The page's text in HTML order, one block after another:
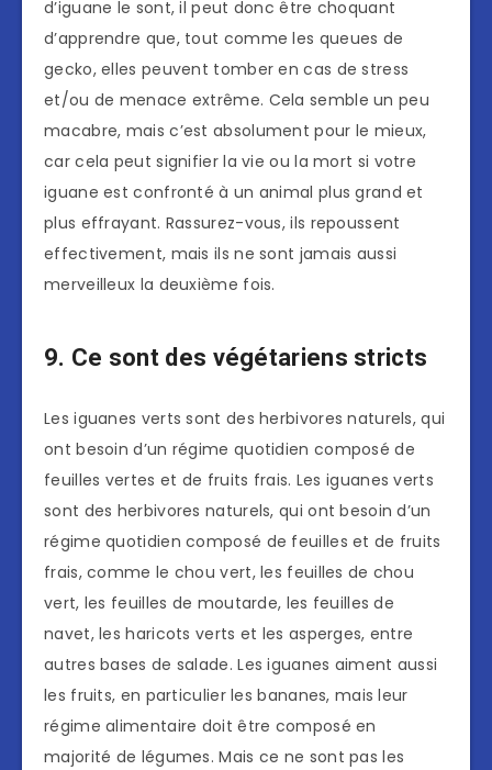
d’iguane le sont, il peut donc être choquant
d’apprendre que, tout comme les queues de
gecko, elles peuvent tomber en cas de stress
et/ou de menace extrême. Cela semble un peu
macabre, mais c’est absolument pour le mieux,
car cela peut signifier la vie ou la mort si votre
iguane est confronté à un animal plus grand et
plus effrayant. Rassurez-vous, ils repoussent
effectivement, mais ils ne sont jamais aussi
merveilleux la deuxième fois.
9. Ce sont des végétariens stricts
Les iguanes verts sont des herbivores naturels, qui
ont besoin d’un régime quotidien composé de
feuilles vertes et de fruits frais. Les iguanes verts
sont des herbivores naturels, qui ont besoin d’un
régime quotidien composé de feuilles et de fruits
frais, comme le chou vert, les feuilles de chou
vert, les feuilles de moutarde, les feuilles de
navet, les haricots verts et les asperges, entre
autres bases de salade. Les iguanes aiment aussi
les fruits, en particulier les bananes, mais leur
régime alimentaire doit être composé en
majorité de légumes. Mais ce ne sont pas les